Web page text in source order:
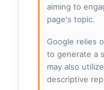
aiming to
page's topic.
Google relies
to generate a
may also
descriptive